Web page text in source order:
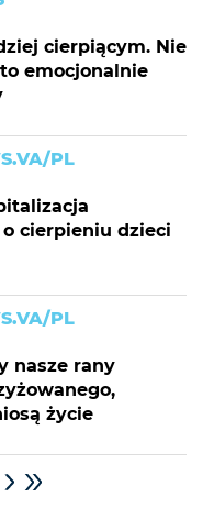
cierpiącym. Nie
emocjonalnie
PL
o cierpieniu dzieci
PL
nasze rany
życie